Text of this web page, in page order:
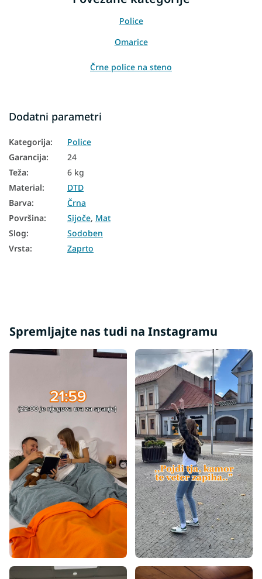
Police
Omarice
Črne police na steno
Dodatni parametri
Kategorija:
Police
Garancija:
24
Teža:
6 kg
Material:
DTD
Barva:
Črna
Površina: Sijoče, Mat
Slog:
Sodoben
Vrsta: Zaprto
Spremljajte nas tudi na Instagramu